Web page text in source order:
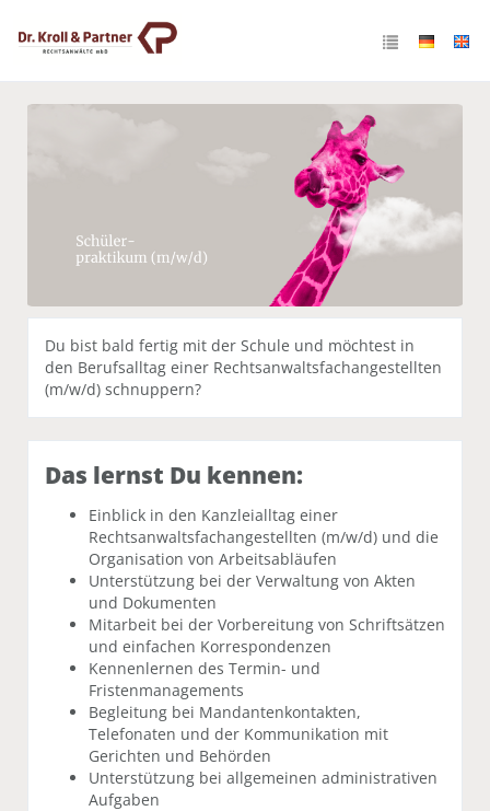
Schulpraktikum
Du bist bald fertig mit der Schule und möchtest in
den Berufsalltag einer Rechtsanwaltsfachangestellten
(m/w/d) schnuppern?
Das lernst Du kennen:
Einblick in den Kanzleialltag einer
Rechtsanwaltsfachangestellten (m/w/d) und die
Organisation von Arbeitsabläufen
Unterstützung bei der Verwaltung von Akten
und Dokumenten
Mitarbeit bei der Vorbereitung von Schriftsätzen
und einfachen Korrespondenzen
Kennenlernen des Termin- und
Fristenmanagements
Begleitung bei Mandantenkontakten,
Telefonaten und der Kommunikation mit
Gerichten und Behörden
Unterstützung bei allgemeinen administrativen
Aufgaben